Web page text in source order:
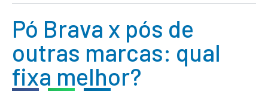
Pó Brava x pós de
outras marcas: qual
fixa melhor?